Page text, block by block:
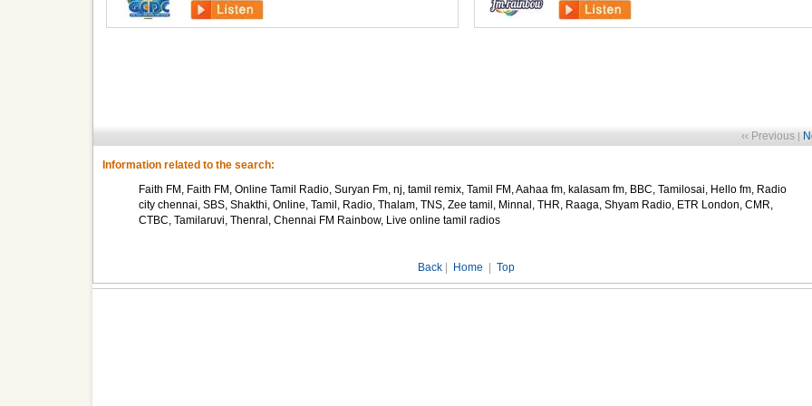
‹‹ Previous |
Information related to the search:
Faith FM, Faith FM, Online Tamil Radio, Suryan Fm, nj, tamil remix, Tamil FM, Aahaa fm, kalasam fm, BBC, Tamilosai, Hello fm, Radio
city chennai, SBS, Shakthi, Online, Tamil, Radio, Thalam, TNS, Zee tamil, Minnal, THR, Raaga, Shyam Radio, ETR London, CMR,
CTBC, Tamilaruvi, Thenral, Chennai FM Rainbow, Live online tamil radios
Back Home Top